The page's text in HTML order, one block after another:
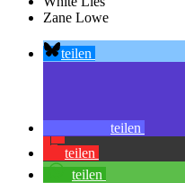
Zane Lowe
teilen
teilen
teilen
teilen